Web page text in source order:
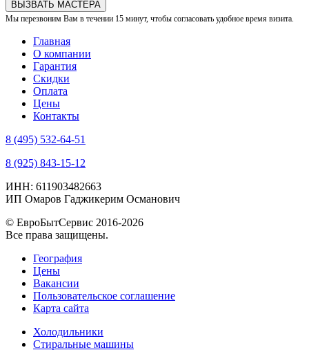
ВЫЗВАТЬ МАСТЕРА
Мы перезвоним Вам в течении 15 минут, чтобы согласовать удобное время визита.
Главная
О компании
Гарантия
Скидки
Оплата
Цены
Контакты
8 (495) 532-64-51
8 (925) 843-15-12
ИНН: 611903482663
ИП Омаров Гаджикерим Османович
© ЕвроБытСервис 2016-2026
Все права защищены.
География
Цены
Вакансии
Пользовательское соглашение
Карта сайта
Холодильники
Стиральные машины